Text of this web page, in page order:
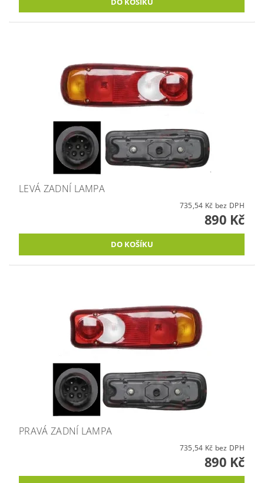
LEVÁ ZADNÍ LAMPA
735,54 Kč bez DPH
890 Kč
PRAVÁ ZADNÍ LAMPA
735,54 Kč bez DPH
890 Kč